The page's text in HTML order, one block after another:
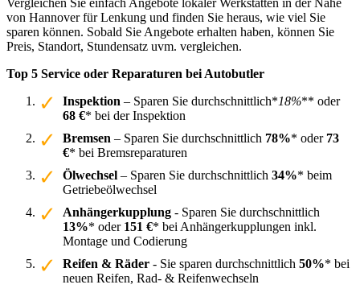
von Hannover für Lenkung und finden Sie heraus, wie viel Sie
sparen können. Sobald Sie Angebote erhalten haben, können Sie
Preis, Standort, Stundensatz uvm. vergleichen.
Top 5 Service oder Reparaturen bei Autobutler
Inspektion – Sparen Sie durchschnittlich*18%** oder
68 €* bei der Inspektion
Bremsen – Sparen Sie durchschnittlich 78%* oder 73
€* bei Bremsreparaturen
Ölwechsel – Sparen Sie durchschnittlich 34%* beim
Getriebeölwechsel
Anhängerkupplung - Sparen Sie durchschnittlich
13%* oder 151 €* bei Anhängerkupplungen inkl.
Montage und Codierung
Reifen & Räder - Sie sparen durchschnittlich 50%* bei
neuen Reifen, Rad- & Reifenwechseln